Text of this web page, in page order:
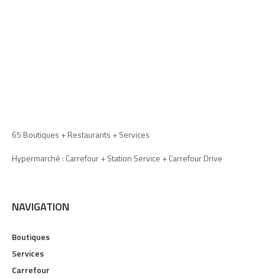
65 Boutiques + Restaurants + Services
Hypermarché : Carrefour + Station Service + Carrefour Drive
NAVIGATION
Boutiques
Services
Carrefour